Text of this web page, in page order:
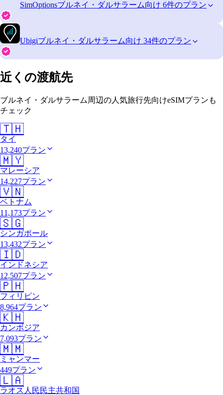
SimOptionsブルネイ・ダルサラーム向け 6件のプラン
Ubigiブルネイ・ダルサラーム向け 34件のプラン
近くの渡航先
ブルネイ・ダルサラーム周辺の人気旅行先向けeSIMプランも
チェック
🇹🇭
タイ
13,240プラン
🇲🇾
マレーシア
14,227プラン
🇻🇳
ベトナム
11,173プラン
🇸🇬
シンガポール
13,432プラン
🇮🇩
インドネシア
12,507プラン
🇵🇭
フィリピン
8,964プラン
🇰🇭
カンボジア
7,093プラン
🇲🇲
ミャンマー
449プラン
🇱🇦
ラオス人民民主共和国